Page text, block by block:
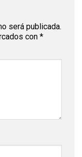
será publicada.
con *